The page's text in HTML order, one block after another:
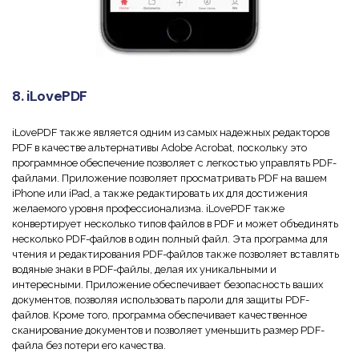
8. iLovePDF
iLovePDF также является одним из самых надежных редакторов
PDF в качестве альтернативы Adobe Acrobat, поскольку это
программное обеспечение позволяет с легкостью управлять PDF-
файлами. Приложение позволяет просматривать PDF на вашем
iPhone или iPad, а также редактировать их для достижения
желаемого уровня профессионализма. iLovePDF также
конвертирует несколько типов файлов в PDF и может объединять
несколько PDF-файлов в один полный файл. Эта программа для
чтения и редактирования PDF-файлов также позволяет вставлять
водяные знаки в PDF-файлы, делая их уникальными и
интересными. Приложение обеспечивает безопасность ваших
документов, позволяя использовать пароли для защиты PDF-
файлов. Кроме того, программа обеспечивает качественное
сканирование документов и позволяет уменьшить размер PDF-
файла без потери его качества.